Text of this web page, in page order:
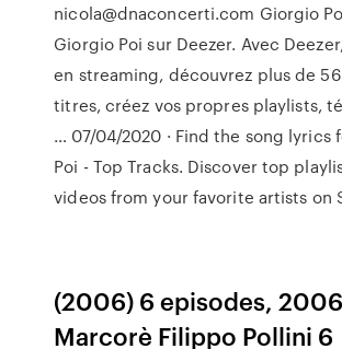
nicola@dnaconcerti.com Giorgio
Giorgio Poi sur Deezer. Avec
en streaming, découvrez plus de
titres, créez vos propres playlists,
… 07/04/2020 · Find the song lyrics
Poi - Top Tracks. Discover top
videos from your favorite artists on
(2006) 6 episodes,
Marcorè Filippo Pollini 6